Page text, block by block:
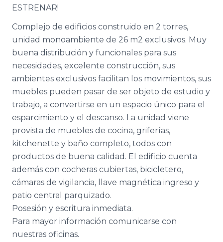
ESTRENAR!
Complejo de edificios construido en 2 torres,
unidad monoambiente de 26 m2 exclusivos. Muy
buena distribución y funcionales para sus
necesidades, excelente construcción, sus
ambientes exclusivos facilitan los movimientos, sus
muebles pueden pasar de ser objeto de estudio y
trabajo, a convertirse en un espacio único para el
esparcimiento y el descanso. La unidad viene
provista de muebles de cocina, griferías,
kitchenette y baño completo, todos con
productos de buena calidad. El edificio cuenta
además con cocheras cubiertas, bicicletero,
cámaras de vigilancia, llave magnética ingreso y
patio central parquizado.
Posesión y escritura inmediata.
Para mayor información comunicarse con
nuestras oficinas.